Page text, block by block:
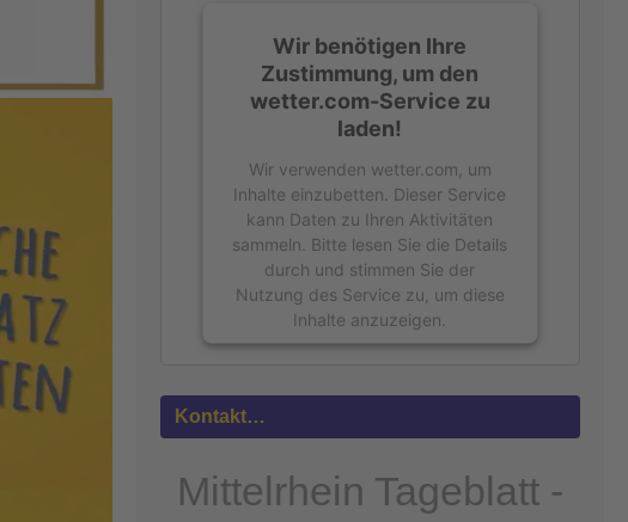
Wir benötigen Ihre
Zustimmung, um den
wetter.com-Service zu
laden!
Wir verwenden wetter.com, um
Inhalte einzubetten. Dieser Service
kann Daten zu Ihren Aktivitäten
sammeln. Bitte lesen Sie die Details
durch und stimmen Sie der
Nutzung des Service zu, um diese
Inhalte anzuzeigen.
Informationen
Akzeptieren
powered byUsercentrics Consent
Management Platform&eRecht24
Kontakt…
Mittelrhein Tageblatt -